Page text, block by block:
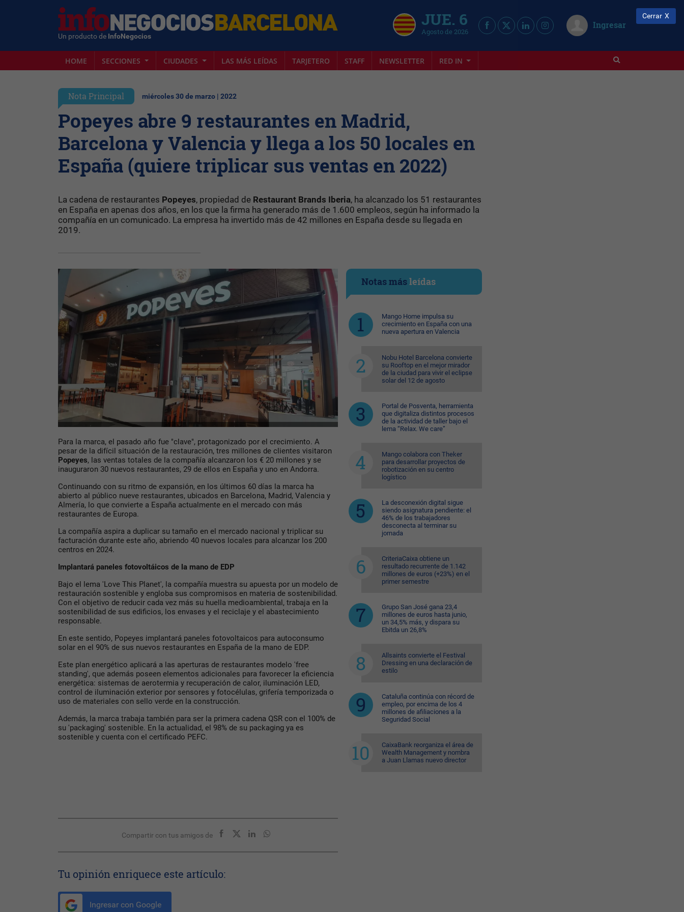
Un producto de InfoNegocios
JUE. 6
Agosto de 2026
Ingresar
HOME SECCIONES CIUDADES LAS MÁS LEÍDAS TARJETERO STAFF NEWSLETTER RED IN
Nota Principal miércoles 30 de marzo | 2022
Popeyes abre 9 restaurantes en Madrid,
Barcelona y Valencia y llega a los 50 locales en
España (quiere triplicar sus ventas en 2022)
La cadena de restaurantes Popeyes, propiedad de Restaurant Brands Iberia, ha alcanzado los 51 restaurantes
en España en apenas dos años, en los que la firma ha generado más de 1.600 empleos, según ha informado la
compañía en un comunicado. La empresa ha invertido más de 42 millones en España desde su llegada en
2019.
Para la marca, el pasado año fue "clave", protagonizado por el crecimiento. A
pesar de la difícil situación de la restauración, tres millones de clientes visitaron
Popeyes, las ventas totales de la compañía alcanzaron los € 20 millones y se
inauguraron 30 nuevos restaurantes, 29 de ellos en España y uno en Andorra.
Continuando con su ritmo de expansión, en los últimos 60 días la marca ha
abierto al público nueve restaurantes, ubicados en Barcelona, Madrid, Valencia y
Almería, lo que convierte a España actualmente en el mercado con más
restaurantes de Europa.
La compañía aspira a duplicar su tamaño en el mercado nacional y triplicar su
facturación durante este año, abriendo 40 nuevos locales para alcanzar los 200
centros en 2024.
Implantará paneles fotovoltáicos de la mano de EDP
Bajo el lema 'Love This Planet', la compañía muestra su apuesta por un modelo de
restauración sostenible y engloba sus compromisos en materia de sostenibilidad.
Con el objetivo de reducir cada vez más su huella medioambiental, trabaja en la
sostenibilidad de sus edificios, los envases y el reciclaje y el abastecimiento
responsable.
En este sentido, Popeyes implantará paneles fotovoltaicos para autoconsumo
solar en el 90% de sus nuevos restaurantes en España de la mano de EDP.
Este plan energético aplicará a las aperturas de restaurantes modelo 'free
standing', que además poseen elementos adicionales para favorecer la eficiencia
energética: sistemas de aerotermia y recuperación de calor, iluminación LED,
control de iluminación exterior por sensores y fotocélulas, grifería temporizada o
uso de materiales con sello verde en la construcción.
Además, la marca trabaja también para ser la primera cadena QSR con el 100% de
su 'packaging' sostenible. En la actualidad, el 98% de su packaging ya es
sostenible y cuenta con el certificado PEFC.
Compartir con tus amigos de
Tu opinión enriquece este artículo:
Ingresar con Google
Notas másleídas
Mango Home impulsa su
crecimiento en España con una
nueva apertura en Valencia
Nobu Hotel Barcelona convierte
su Rooftop en el mejor mirador
de la ciudad para vivir el eclipse
solar del 12 de agosto
Portal de Posventa, herramienta
que digitaliza distintos procesos
de la actividad de taller bajo el
lema “Relax. We care”
Mango colabora con Theker
para desarrollar proyectos de
robotización en su centro
logístico
La desconexión digital sigue
siendo asignatura pendiente: el
46% de los trabajadores
desconecta al terminar su
jornada
CriteriaCaixa obtiene un
resultado recurrente de 1.142
millones de euros (+23%) en el
primer semestre
Grupo San José gana 23,4
millones de euros hasta junio,
un 34,5% más, y dispara su
Ebitda un 26,8%
Allsaints convierte el Festival
Dressing en una declaración de
estilo
Cataluña continúa con récord de
empleo, por encima de los 4
millones de afiliaciones a la
Seguridad Social
CaixaBank reorganiza el área de
Wealth Management y nombra
a Juan Llamas nuevo director
Cerrar